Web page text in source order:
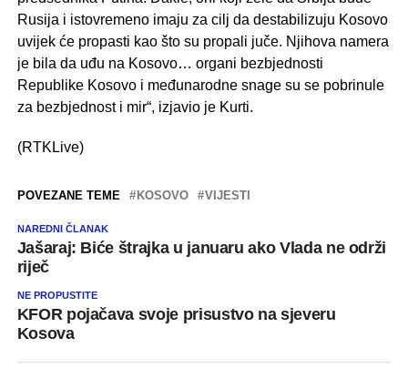
Rusija i istovremeno imaju za cilj da destabilizuju Kosovo
uvijek će propasti kao što su propali juče. Njihova namera
je bila da uđu na Kosovo… organi bezbjednosti
Republike Kosovo i međunarodne snage su se pobrinule
za bezbjednost i mir“, izjavio je Kurti.
(RTKLive)
POVEZANE TEME KOSOVO VIJESTI
NAREDNI ČLANAK
Jašaraj: Biće štrajka u januaru ako Vlada ne održi
riječ
NE PROPUSTITE
KFOR pojačava svoje prisustvo na sjeveru
Kosova